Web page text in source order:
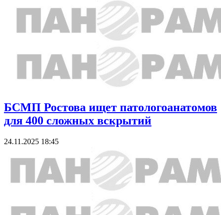
БСМП Ростова ищет патологоанатомов
для 400 сложных вскрытий
24.11.2025 18:45